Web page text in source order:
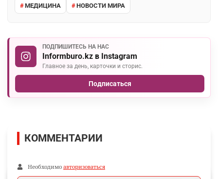
МЕДИЦИНА НОВОСТИ МИРА
ПОДПИШИТЕСЬ НА НАС
Informburo.kz в Instagram
Главное за день, карточки и сторис.
Подписаться
КОММЕНТАРИИ
Необходимо авторизоваться